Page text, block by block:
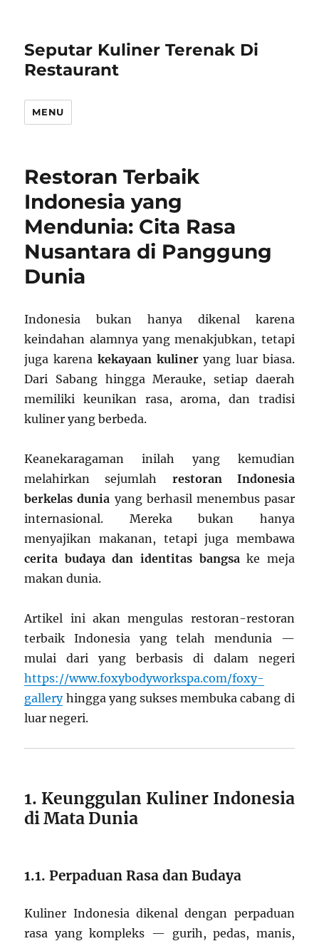
Seputar Kuliner Terenak Di
Restaurant
MENU
Restoran Terbaik
Indonesia yang
Mendunia: Cita Rasa
Nusantara di Panggung
Dunia
Indonesia bukan hanya dikenal karena
keindahan alamnya yang menakjubkan, tetapi
juga karena kekayaan kulineryang luar biasa.
Dari Sabang hingga Merauke, setiap daerah
memiliki keunikan rasa, aroma, dan tradisi
kuliner yang berbeda.
Keanekaragaman inilah yang kemudian
melahirkan sejumlah restoran Indonesia
berkelas dunia yang berhasil menembus pasar
internasional. Mereka bukan hanya
menyajikan makanan, tetapi juga membawa
cerita budaya dan identitas bangsake meja
makan dunia.
Artikel ini akan mengulas restoran-restoran
terbaik Indonesia yang telah mendunia —
mulai dari yang berbasis di dalam negeri
https://www.foxybodyworkspa.com/foxy-
galleryhingga yang sukses membuka cabang di
luar negeri.
1. Keunggulan Kuliner Indonesia
di Mata Dunia
1.1. Perpaduan Rasa dan Budaya
Kuliner Indonesia dikenal dengan perpaduan
rasa yang kompleks — gurih, pedas, manis,